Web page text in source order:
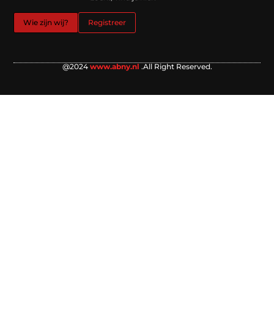
Wie zijn wij? Registreer
@2024 www.abny.nl .All Right Reserved.